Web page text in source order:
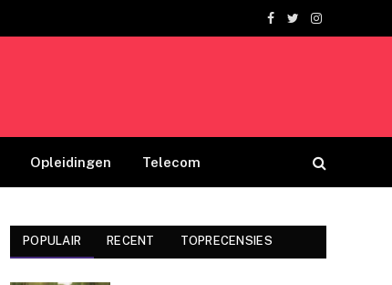
Facebook
TwitterInstagram
Opleidingen Telecom
POPULAIR RECENT TOPRECENSIES